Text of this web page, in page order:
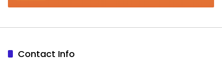
Contact Info